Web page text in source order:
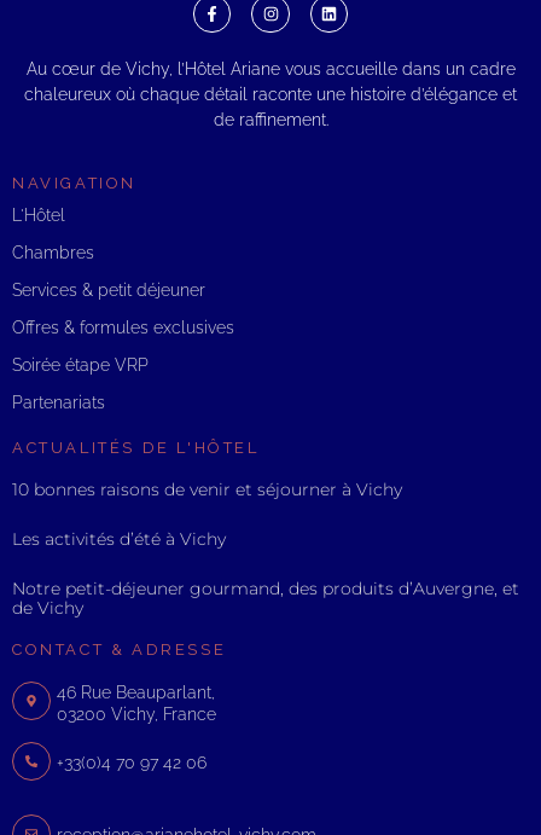
Au cœur de Vichy, l’Hôtel Ariane vous accueille dans un cadre
chaleureux où chaque détail raconte une histoire d’élégance et
de raffinement.
NAVIGATION
L'Hôtel
Chambres
Services & petit déjeuner
Offres & formules exclusives
Soirée étape VRP
Partenariats
ACTUALITÉS DE L'HÔTEL
10 bonnes raisons de venir et séjourner à Vichy
Les activités d’été à Vichy
Notre petit-déjeuner gourmand, des produits d’Auvergne, et
de Vichy
CONTACT & ADRESSE
46 Rue Beauparlant,
03200 Vichy, France
+33(0)4 70 97 42 06